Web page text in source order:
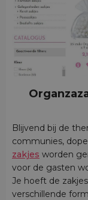
Blijvend bij de
communies,
zakjes worden
voor de gasten
Je hoeft de
verschillende